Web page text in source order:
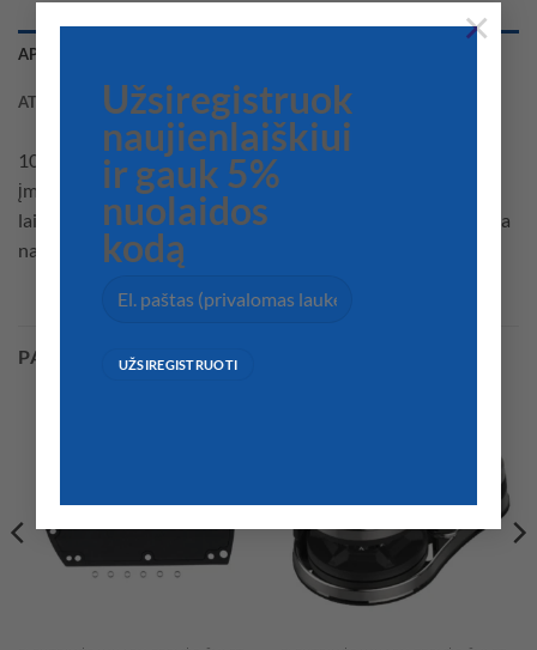
Užsiregistruok
naujienlaiškiui
ir gauk 5%
nuolaidos
kodą
×
APRAŠYMAS
ATSILIEPIMAI (0)
100% AISI316 nerūdijančio plieno vertikali gervė. Su
įmontuotu grandinės skaitiklio jutikliu. Rekomenduojama
laivams iki 20 m. Versijoje su 12 mm grandine taip pat galima
naudoti 18 mm virvę.
PANAŠŪS PRODUKTAI